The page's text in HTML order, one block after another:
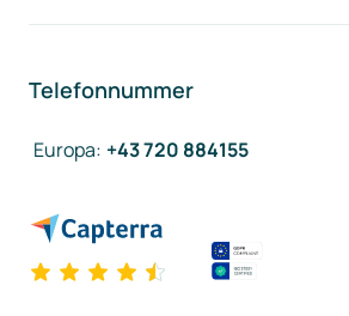
Telefonnummer
Europa: +43 720 884155